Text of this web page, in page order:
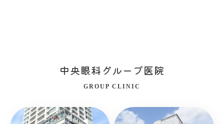
中央眼科グループ医院
GROUP CLINIC